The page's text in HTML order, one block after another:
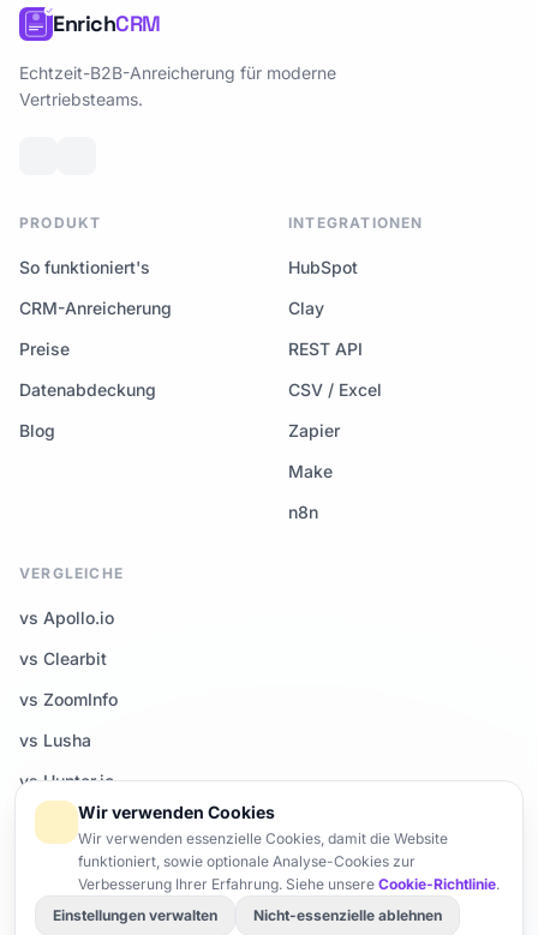
EnrichCRM
Echtzeit-B2B-Anreicherung für moderne
Vertriebsteams.
PRODUKT
So funktioniert's
CRM-Anreicherung
Preise
Datenabdeckung
Blog
INTEGRATIONEN
HubSpot
Clay
REST API
CSV / Excel
Zapier
Make
n8n
VERGLEICHE
vs Apollo.io
vs Clearbit
vs ZoomInfo
vs Lusha
vs Hunter.io
Alle Vergleiche →
© 2026 Enrich-CRM — Alle Rechte vorbehalten.
Wir verwenden Cookies
Wir verwenden essenzielle Cookies, damit die Website
funktioniert, sowie optionale Analyse-Cookies zur
Verbesserung Ihrer Erfahrung. Siehe unsere Cookie-Richtlinie.
Einstellungen verwalten
Nicht-essenzielle ablehnen